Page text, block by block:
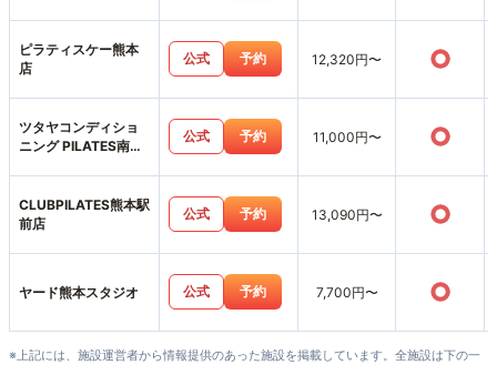
ピラティスケー熊本
店
公式 予約 12,320円〜 ○
ツタヤコンディショ
ニング PILATES南熊
公式 予約 11,000円〜 ○
CLUBPILATES熊本駅
前店
公式 予約 13,090円〜 ○
ヤード熊本スタジオ 公式 予約 7,700円〜 ○
※上記には、施設運営者から情報提供のあった施設を掲載しています。全施設は下の一